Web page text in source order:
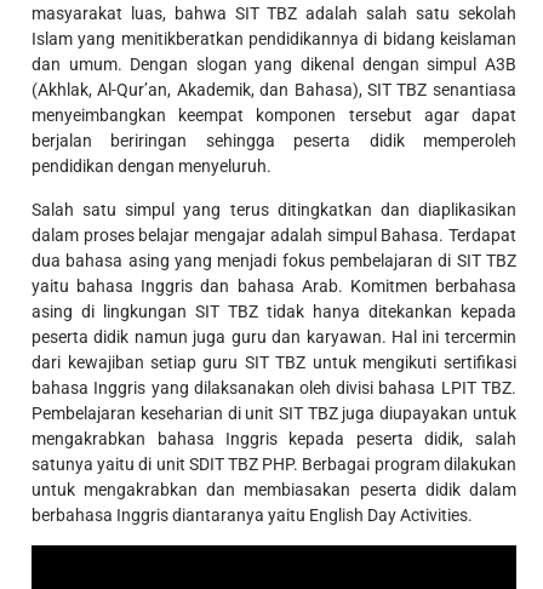
masyarakat luas, bahwa SIT TBZ adalah salah satu sekolah
Islam yang menitikberatkan pendidikannya di bidang keislaman
dan umum. Dengan slogan yang dikenal dengan simpul A3B
(Akhlak, Al-Qur’an, Akademik, dan Bahasa), SIT TBZ senantiasa
menyeimbangkan keempat komponen tersebut agar dapat
berjalan beriringan sehingga peserta didik memperoleh
pendidikan dengan menyeluruh.
Salah satu simpul yang terus ditingkatkan dan diaplikasikan
dalam proses belajar mengajar adalah simpul Bahasa. Terdapat
dua bahasa asing yang menjadi fokus pembelajaran di SIT TBZ
yaitu bahasa Inggris dan bahasa Arab. Komitmen berbahasa
asing di lingkungan SIT TBZ tidak hanya ditekankan kepada
peserta didik namun juga guru dan karyawan. Hal ini tercermin
dari kewajiban setiap guru SIT TBZ untuk mengikuti sertifikasi
bahasa Inggris yang dilaksanakan oleh divisi bahasa LPIT TBZ.
Pembelajaran keseharian di unit SIT TBZ juga diupayakan untuk
mengakrabkan bahasa Inggris kepada peserta didik, salah
satunya yaitu di unit SDIT TBZ PHP. Berbagai program dilakukan
untuk mengakrabkan dan membiasakan peserta didik dalam
berbahasa Inggris diantaranya yaitu English Day Activities.